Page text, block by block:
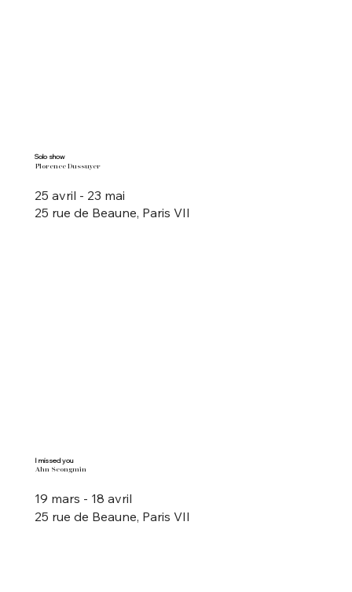
Solo show
Florence Dussuyer
25 avril - 23 mai
25 rue de Beaune, Paris VII
I missed you
Ahn Seongmin
19 mars - 18 avril
25 rue de Beaune, Paris VII